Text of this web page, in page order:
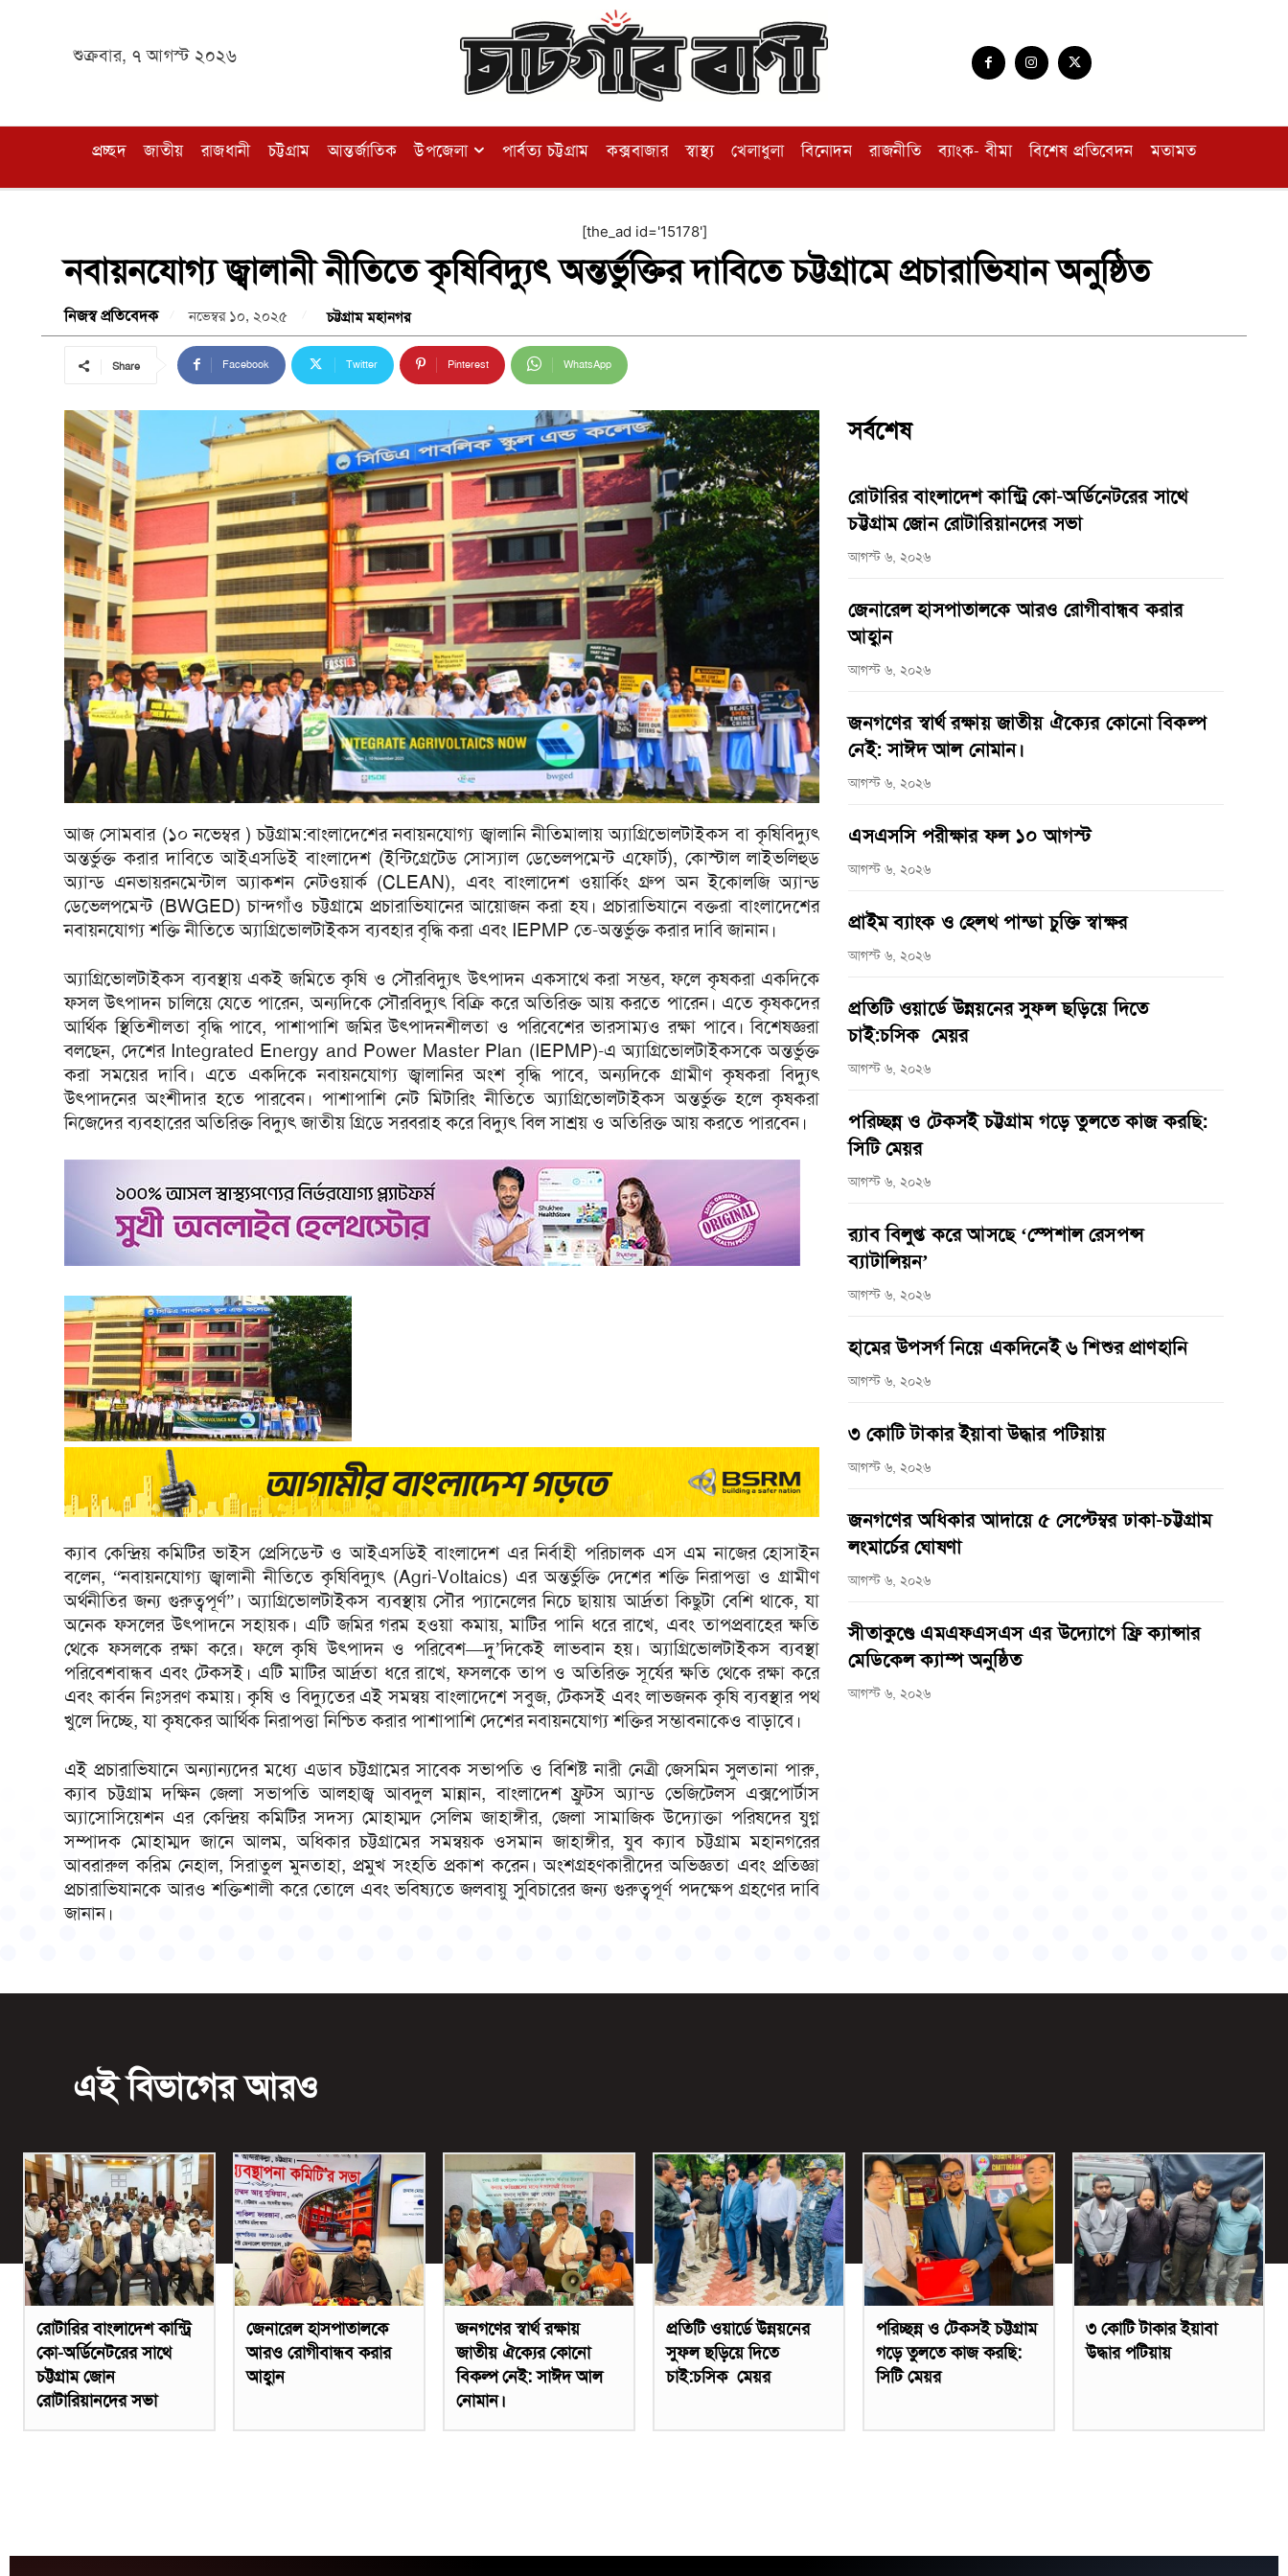
শুক্রবার, ৭ আগস্ট ২০২৬
প্রচ্ছদ জাতীয় রাজধানী চট্টগ্রাম আন্তর্জাতিক উপজেলা পার্বত্য চট্টগ্রাম কক্সবাজার স্বাস্থ্য খেলাধুলা বিনোদন রাজনীতি ব্যাংক- বীমা বিশেষ প্রতিবেদন মতামত
[the_ad id='15178']
নবায়নযোগ্য জ্বালানী নীতিতে কৃষিবিদ্যুৎ অন্তর্ভুক্তির দাবিতে চট্টগ্রামে প্রচারাভিযান অনুষ্ঠিত
নিজস্ব প্রতিবেদক নভেম্বর ১০, ২০২৫ চট্টগ্রাম মহানগর
Share Facebook Twitter Pinterest WhatsApp
আজ সোমবার (১০ নভেম্বর ) চট্টগ্রাম:বাংলাদেশের নবায়নযোগ্য জ্বালানি নীতিমালায় অ্যাগ্রিভোলটাইকস বা কৃষিবিদ্যুৎ
অন্তর্ভুক্ত করার দাবিতে আইএসডিই বাংলাদেশ (ইন্টিগ্রেটেড সোস্যাল ডেভেলপমেন্ট এফোর্ট), কোস্টাল লাইভলিহুড
অ্যান্ড এনভায়রনমেন্টাল অ্যাকশন নেটওয়ার্ক (CLEAN), এবং বাংলাদেশ ওয়ার্কিং গ্রুপ অন ইকোলজি অ্যান্ড
ডেভেলপমেন্ট (BWGED) চান্দগাঁও চট্টগ্রামে প্রচারাভিযানের আয়োজন করা হয। প্রচারাভিযানে বক্তরা বাংলাদেশের
নবায়নযোগ্য শক্তি নীতিতে অ্যাগ্রিভোলটাইকস ব্যবহার বৃদ্ধি করা এবং IEPMP তে-অন্তর্ভুক্ত করার দাবি জানান।
অ্যাগ্রিভোলটাইকস ব্যবস্থায় একই জমিতে কৃষি ও সৌরবিদ্যুৎ উৎপাদন একসাথে করা সম্ভব, ফলে কৃষকরা একদিকে
ফসল উৎপাদন চালিয়ে যেতে পারেন, অন্যদিকে সৌরবিদ্যুৎ বিক্রি করে অতিরিক্ত আয় করতে পারেন। এতে কৃষকদের
আর্থিক স্থিতিশীলতা বৃদ্ধি পাবে, পাশাপাশি জমির উৎপাদনশীলতা ও পরিবেশের ভারসাম্যও রক্ষা পাবে। বিশেষজ্ঞরা
বলছেন, দেশের Integrated Energy and Power Master Plan (IEPMP)-এ অ্যাগ্রিভোলটাইকসকে অন্তর্ভুক্ত
করা সময়ের দাবি। এতে একদিকে নবায়নযোগ্য জ্বালানির অংশ বৃদ্ধি পাবে, অন্যদিকে গ্রামীণ কৃষকরা বিদ্যুৎ
উৎপাদনের অংশীদার হতে পারবেন। পাশাপাশি নেট মিটারিং নীতিতে অ্যাগ্রিভোলটাইকস অন্তর্ভুক্ত হলে কৃষকরা
নিজেদের ব্যবহারের অতিরিক্ত বিদ্যুৎ জাতীয় গ্রিডে সরবরাহ করে বিদ্যুৎ বিল সাশ্রয় ও অতিরিক্ত আয় করতে পারবেন।
ক্যাব কেন্দ্রিয় কমিটির ভাইস প্রেসিডেন্ট ও আইএসডিই বাংলাদেশ এর নির্বাহী পরিচালক এস এম নাজের হোসাইন
বলেন, “নবায়নযোগ্য জ্বালানী নীতিতে কৃষিবিদ্যুৎ (Agri-Voltaics) এর অন্তর্ভুক্তি দেশের শক্তি নিরাপত্তা ও গ্রামীণ
অর্থনীতির জন্য গুরুত্বপূর্ণ”। অ্যাগ্রিভোলটাইকস ব্যবস্থায় সৌর প্যানেলের নিচে ছায়ায় আর্দ্রতা কিছুটা বেশি থাকে, যা
অনেক ফসলের উৎপাদনে সহায়ক। এটি জমির গরম হওয়া কমায়, মাটির পানি ধরে রাখে, এবং তাপপ্রবাহের ক্ষতি
থেকে ফসলকে রক্ষা করে। ফলে কৃষি উৎপাদন ও পরিবেশ—দু’দিকেই লাভবান হয়। অ্যাগ্রিভোলটাইকস ব্যবস্থা
পরিবেশবান্ধব এবং টেকসই। এটি মাটির আর্দ্রতা ধরে রাখে, ফসলকে তাপ ও অতিরিক্ত সূর্যের ক্ষতি থেকে রক্ষা করে
এবং কার্বন নিঃসরণ কমায়। কৃষি ও বিদ্যুতের এই সমন্বয় বাংলাদেশে সবুজ, টেকসই এবং লাভজনক কৃষি ব্যবস্থার পথ
খুলে দিচ্ছে, যা কৃষকের আর্থিক নিরাপত্তা নিশ্চিত করার পাশাপাশি দেশের নবায়নযোগ্য শক্তির সম্ভাবনাকেও বাড়াবে।
এই প্রচারাভিযানে অন্যান্যদের মধ্যে এডাব চট্টগ্রামের সাবেক সভাপতি ও বিশিষ্ট নারী নেত্রী জেসমিন সুলতানা পারু,
ক্যাব চট্টগ্রাম দক্ষিন জেলা সভাপতি আলহাজ্ব আবদুল মান্নান, বাংলাদেশ ফ্রুটস অ্যান্ড ভেজিটেলস এক্সপোর্টাস
অ্যাসোসিয়েশন এর কেন্দ্রিয় কমিটির সদস্য মোহাম্মদ সেলিম জাহাঙ্গীর, জেলা সামাজিক উদ্যোক্তা পরিষদের যুগ্ন
সম্পাদক মোহাম্মদ জানে আলম, অধিকার চট্টগ্রামের সমন্বয়ক ওসমান জাহাঙ্গীর, যুব ক্যাব চট্টগ্রাম মহানগরের
আবরারুল করিম নেহাল, সিরাতুল মুনতাহা, প্রমুখ সংহতি প্রকাশ করেন। অংশগ্রহণকারীদের অভিজ্ঞতা এবং প্রতিজ্ঞা
প্রচারাভিযানকে আরও শক্তিশালী করে তোলে এবং ভবিষ্যতে জলবায়ু সুবিচারের জন্য গুরুত্বপূর্ণ পদক্ষেপ গ্রহণের দাবি
জানান।
সর্বশেষ
রোটারির বাংলাদেশ কান্ট্রি কো-অর্ডিনেটরের সাথে
চট্টগ্রাম জোন রোটারিয়ানদের সভা
আগস্ট ৬, ২০২৬
জেনারেল হাসপাতালকে আরও রোগীবান্ধব করার
আহ্বান
আগস্ট ৬, ২০২৬
জনগণের স্বার্থ রক্ষায় জাতীয় ঐক্যের কোনো বিকল্প
নেই: সাঈদ আল নোমান।
আগস্ট ৬, ২০২৬
এসএসসি পরীক্ষার ফল ১০ আগস্ট
আগস্ট ৬, ২০২৬
প্রাইম ব্যাংক ও হেলথ পান্ডা চুক্তি স্বাক্ষর
আগস্ট ৬, ২০২৬
প্রতিটি ওয়ার্ডে উন্নয়নের সুফল ছড়িয়ে দিতে
চাই:চসিক মেয়র
আগস্ট ৬, ২০২৬
পরিচ্ছন্ন ও টেকসই চট্টগ্রাম গড়ে তুলতে কাজ করছি:
সিটি মেয়র
আগস্ট ৬, ২০২৬
র‌্যাব বিলুপ্ত করে আসছে ‘স্পেশাল রেসপন্স
ব্যাটালিয়ন’
আগস্ট ৬, ২০২৬
হামের উপসর্গ নিয়ে একদিনেই ৬ শিশুর প্রাণহানি
আগস্ট ৬, ২০২৬
৩ কোটি টাকার ইয়াবা উদ্ধার পটিয়ায়
আগস্ট ৬, ২০২৬
জনগণের অধিকার আদায়ে ৫ সেপ্টেম্বর ঢাকা-চট্টগ্রাম
লংমার্চের ঘোষণা
আগস্ট ৬, ২০২৬
সীতাকুণ্ডে এমএফএসএস এর উদ্যোগে ফ্রি ক্যান্সার
মেডিকেল ক্যাম্প অনুষ্ঠিত
আগস্ট ৬, ২০২৬
এই বিভাগের আরও
রোটারির বাংলাদেশ কান্ট্রি
কো-অর্ডিনেটরের সাথে
চট্টগ্রাম জোন
রোটারিয়ানদের সভা
জেনারেল হাসপাতালকে
আরও রোগীবান্ধব করার
আহ্বান
জনগণের স্বার্থ রক্ষায়
জাতীয় ঐক্যের কোনো
বিকল্প নেই: সাঈদ আল
নোমান।
প্রতিটি ওয়ার্ডে উন্নয়নের
সুফল ছড়িয়ে দিতে
চাই:চসিক মেয়র
পরিচ্ছন্ন ও টেকসই চট্টগ্রাম
গড়ে তুলতে কাজ করছি:
সিটি মেয়র
৩ কোটি টাকার ইয়াবা
উদ্ধার পটিয়ায়